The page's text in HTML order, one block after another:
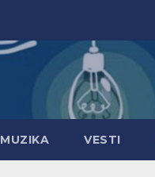
MUZIKA VESTI